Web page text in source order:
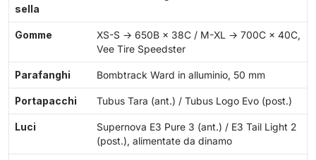
sella
Gomme
XS-S → 650B × 38C / M-XL → 700C × 40C,
Vee Tire Speedster
Parafanghi Bombtrack Ward in alluminio, 50 mm
Portapacchi Tubus Tara (ant.) / Tubus Logo Evo (post.)
Luci
Supernova E3 Pure 3 (ant.) / E3 Tail Light 2
(post.), alimentate da dinamo